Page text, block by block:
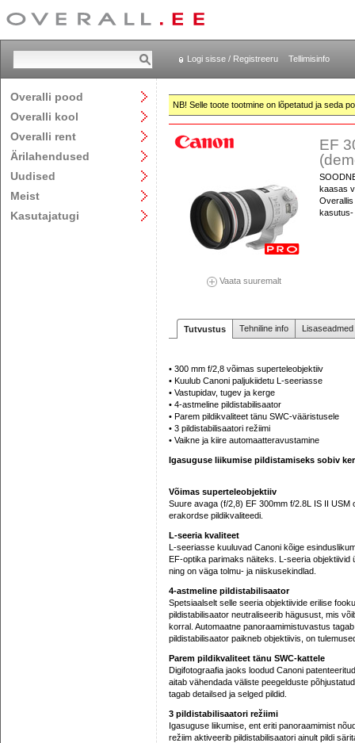
Logi sisse / Registreeru Tellimisinfo
Overalli pood
Overalli kool
Overalli rent
Ärilahendused
Uudised
Meist
Kasutajatugi
NB! Selle toote tootmine on lõpetatud ja seda
Vaata suuremalt
EF
kaasas
kasutus-
Tutvustus Tehniline info
• 300 mm f/2,8 võimas superteleobjektiiv
• Kuulub Canoni paljukiidetu L-seeriasse
• Vastupidav, tugev ja kerge
• 4-astmeline pildistabilisaator
• Parem pildikvaliteet tänu SWC-vääristusele
• 3 pildistabilisaatori režiimi
• Vaikne ja kiire automaatteravustamine
Igasuguse liikumise pildistamiseks sobiv
Võimas superteleobjektiiv
Suure avaga (f/2,8) EF 300mm f/2.8L IS II
erakordse pildikvaliteedi.
L-seeria kvaliteet
L-seeriasse kuuluvad Canoni kõige
EF-optika parimaks näiteks. L-seeria
ning on väga tolmu- ja niiskusekindlad.
4-astmeline pildistabilisaator
Spetsiaalselt selle seeria objektiivide erilise
pildistabilisaator neutraliseerib hägusust, mis
korral. Automaatne panoraamimistuvastus
pildistabilisaator paikneb objektiivis, on
Parem pildikvaliteet tänu SWC-kattele
Digifotograafia jaoks loodud Canoni
aitab vähendada väliste peegelduste
tagab detailsed ja selged pildid.
3 pildistabilisaatori režiimi
Igasuguse liikumise, ent eriti panoraamimist
režiim aktiveerib pildistabilisaatori ainult pildi